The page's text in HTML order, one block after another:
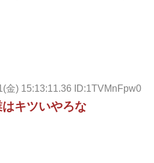
金) 15:13:11.36 ID:1TVMnFpw0
キツいやろな